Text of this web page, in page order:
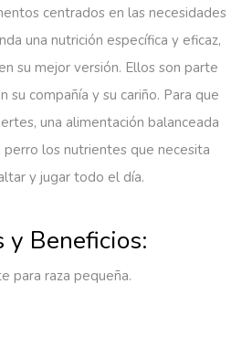
centrados en las necesidades
una nutrición específica y eficaz,
su mejor versión. Ellos son parte
su compañía y su cariño. Para que
una alimentación balanceada
perro los nutrientes que necesita
y jugar todo el día.
y Beneficios:
para raza pequeña.